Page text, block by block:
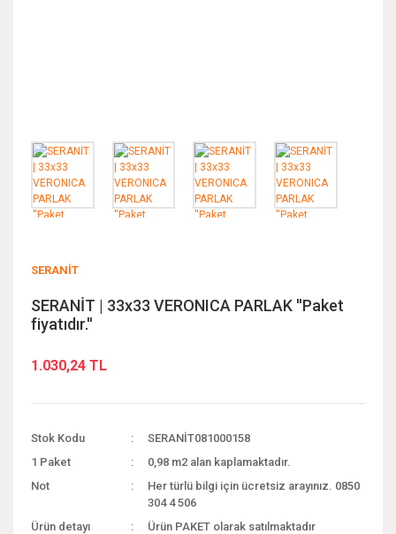
SERANİT
SERANİT | 33x33 VERONICA PARLAK ''Paket
fiyatıdır.''
1.030,24 TL
Stok Kodu
SERANİT081000158
1 Paket
0,98 m2 alan kaplamaktadır.
Not
Her türlü bilgi için ücretsiz arayınız. 0850
304 4 506
Ürün detayı
Ürün PAKET olarak satılmaktadır